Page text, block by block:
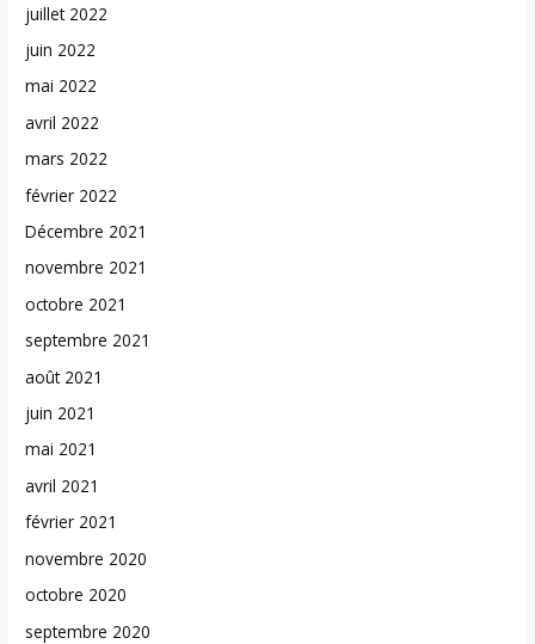
juillet 2022
juin 2022
mai 2022
avril 2022
mars 2022
février 2022
Décembre 2021
novembre 2021
octobre 2021
septembre 2021
août 2021
juin 2021
mai 2021
avril 2021
février 2021
novembre 2020
octobre 2020
septembre 2020